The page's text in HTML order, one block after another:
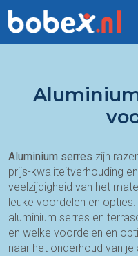
Aluminium serres zijn
prijs-kwaliteitverhouding
veelzijdigheid van het
leuke voordelen en
aluminium serres en
en welke voordelen en
naar het onderhoud van